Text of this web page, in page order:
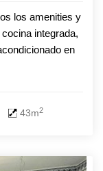
los amenities y
integrada,
en
: 6 salones
equipos de
cargadores de
43m2